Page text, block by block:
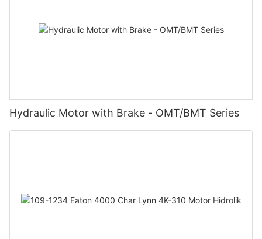
Hydraulic Motor with Brake - OMT/BMT Series